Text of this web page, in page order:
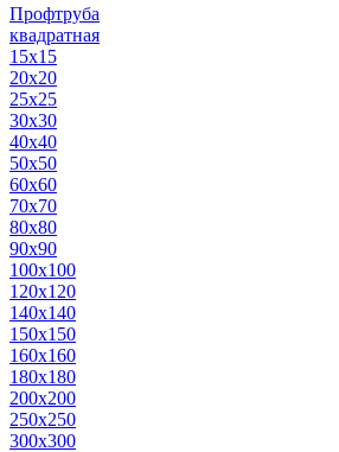
Профтруба
квадратная
15х15
20х20
25х25
30х30
40х40
50х50
60х60
70х70
80х80
90х90
100х100
120х120
140х140
150х150
160х160
180х180
200х200
250х250
300х300